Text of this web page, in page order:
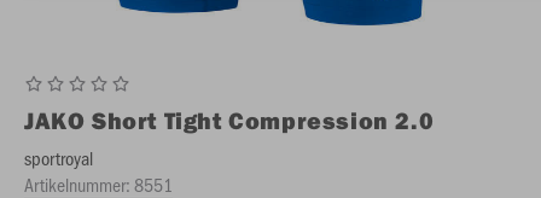
JAKO Short Tight Compression 2.0
sportroyal
Artikelnummer:8551